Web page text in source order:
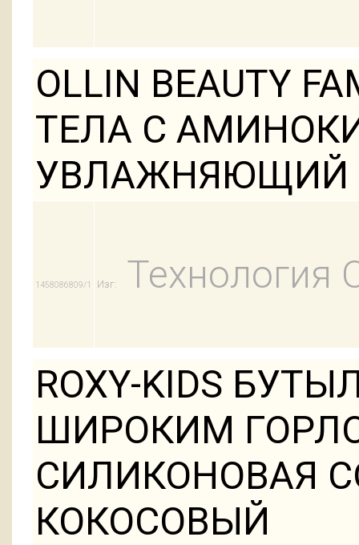
OLLIN BEAUTY
ТЕЛА С
УВЛАЖНЯЮЩИЙ
1458086809/1 Изг: Технология
ROXY-KIDS
ШИРОКИМ
СИЛИКОНОВАЯ
КОКОСОВЫЙ